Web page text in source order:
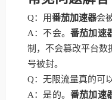
Q：用番茄加速器会
A：不会。番茄加速
制，不会篡改平台数
号被封。
Q：无限流量真的可
A：是的。番茄加速